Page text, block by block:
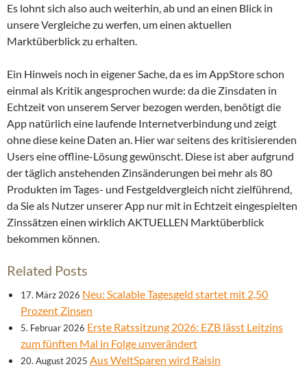
Es lohnt sich also auch weiterhin, ab und an einen Blick in
unsere Vergleiche zu werfen, um einen aktuellen
Marktüberblick zu erhalten.
Ein Hinweis noch in eigener Sache, da es im AppStore schon
einmal als Kritik angesprochen wurde: da die Zinsdaten in
Echtzeit von unserem Server bezogen werden, benötigt die
App natürlich eine laufende Internetverbindung und zeigt
ohne diese keine Daten an. Hier war seitens des kritisierenden
Users eine offline-Lösung gewünscht. Diese ist aber aufgrund
der täglich anstehenden Zinsänderungen bei mehr als 80
Produkten im Tages- und Festgeldvergleich nicht zielführend,
da Sie als Nutzer unserer App nur mit in Echtzeit eingespielten
Zinssätzen einen wirklich AKTUELLEN Marktüberblick
bekommen können.
Related Posts
17. März 2026 Neu: Scalable Tagesgeld startet mit 2,50
Prozent Zinsen
5. Februar 2026 Erste Ratssitzung 2026: EZB lässt Leitzins
zum fünften Mal in Folge unverändert
20. August 2025 Aus WeltSparen wird Raisin